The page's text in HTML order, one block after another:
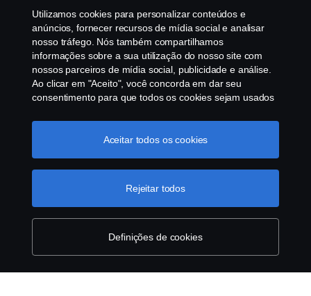
Política de Cookies
Configurações de cookies
Brasil, Av. José Odorizzi, 151 - Vila Euro, São
Bernardo do Campo. SP. Tel: +55 11 4090-2960.
CNPJ 59.104.901/0001-76
Utilizamos cookies para personalizar conteúdos e
anúncios, fornecer recursos de mídia social e analisar
nosso tráfego. Nós também compartilhamos
informações sobre a sua utilização do nosso site com
nossos parceiros de mídia social, publicidade e análise.
Ao clicar em "Aceito", você concorda em dar seu
consentimento para que todos os cookies sejam usados
gerenciar a utilização dos cookies clicando em
"Configurações de cookies" e selecionando as
ser encontrada clicando no link abaixo deste texto ou em
“declaração de privacidade". Mais informações sobre a
sua privacidade
Definições de cookies
Rejeitar todos
Aceitar todos os cookies